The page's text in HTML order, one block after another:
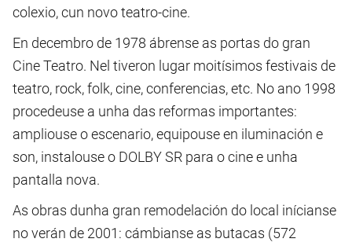
colexio, cun novo teatro-cine.
En decembro de 1978 ábrense as portas do gran
Cine Teatro. Nel tiveron lugar moitísimos festivais de
teatro, rock, folk, cine, conferencias, etc. No ano 1998
procedeuse a unha das reformas importantes:
ampliouse o escenario, equipouse en iluminación e
son, instalouse o DOLBY SR para o cine e unha
pantalla nova.
As obras dunha gran remodelación do local inícianse
no verán de 2001: cámbianse as butacas (572